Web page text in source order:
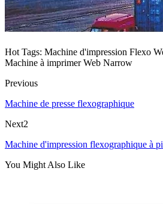
Hot Tags: Machine d'impression Flexo
Machine à imprimer Web Narrow
Previous
Machine de presse flexographique
Next2
Machine d'impression flexographique à
You Might Also Like